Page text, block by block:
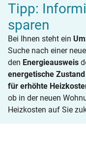
Tipp:
sparen
Bei Ihnen steht ein
Suche nach einer
den Energieausweis
energetische Zustand
für erhöhte
ob in der neuen
Heizkosten auf Sie